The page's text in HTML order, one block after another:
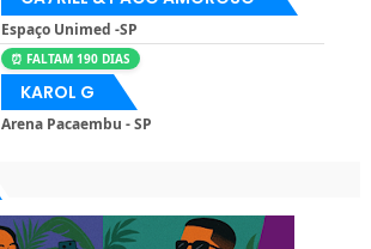
Espaço Unimed -SP
⏰ FALTAM 190 DIAS
KAROL G
Arena Pacaembu - SP